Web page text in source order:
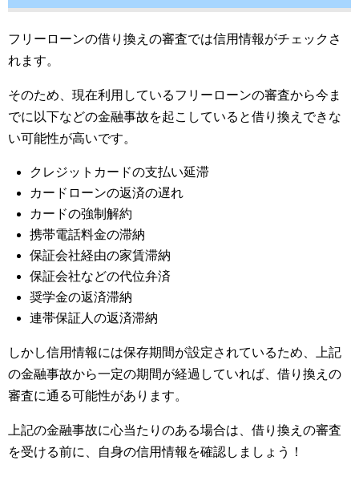
フリーローンの借り換えの審査では信用情報がチェックさ
れます。
そのため、現在利用しているフリーローンの審査から今ま
でに以下などの金融事故を起こしていると借り換えできな
い可能性が高いです。
クレジットカードの支払い延滞
カードローンの返済の遅れ
カードの強制解約
携帯電話料金の滞納
保証会社経由の家賃滞納
保証会社などの代位弁済
奨学金の返済滞納
連帯保証人の返済滞納
しかし信用情報には保存期間が設定されているため、上記
の金融事故から一定の期間が経過していれば、借り換えの
審査に通る可能性があります。
上記の金融事故に心当たりのある場合は、借り換えの審査
を受ける前に、自身の信用情報を確認しましょう！